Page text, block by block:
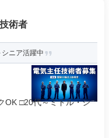
術者
ニア活躍中
OK □20代～ミドル・シ